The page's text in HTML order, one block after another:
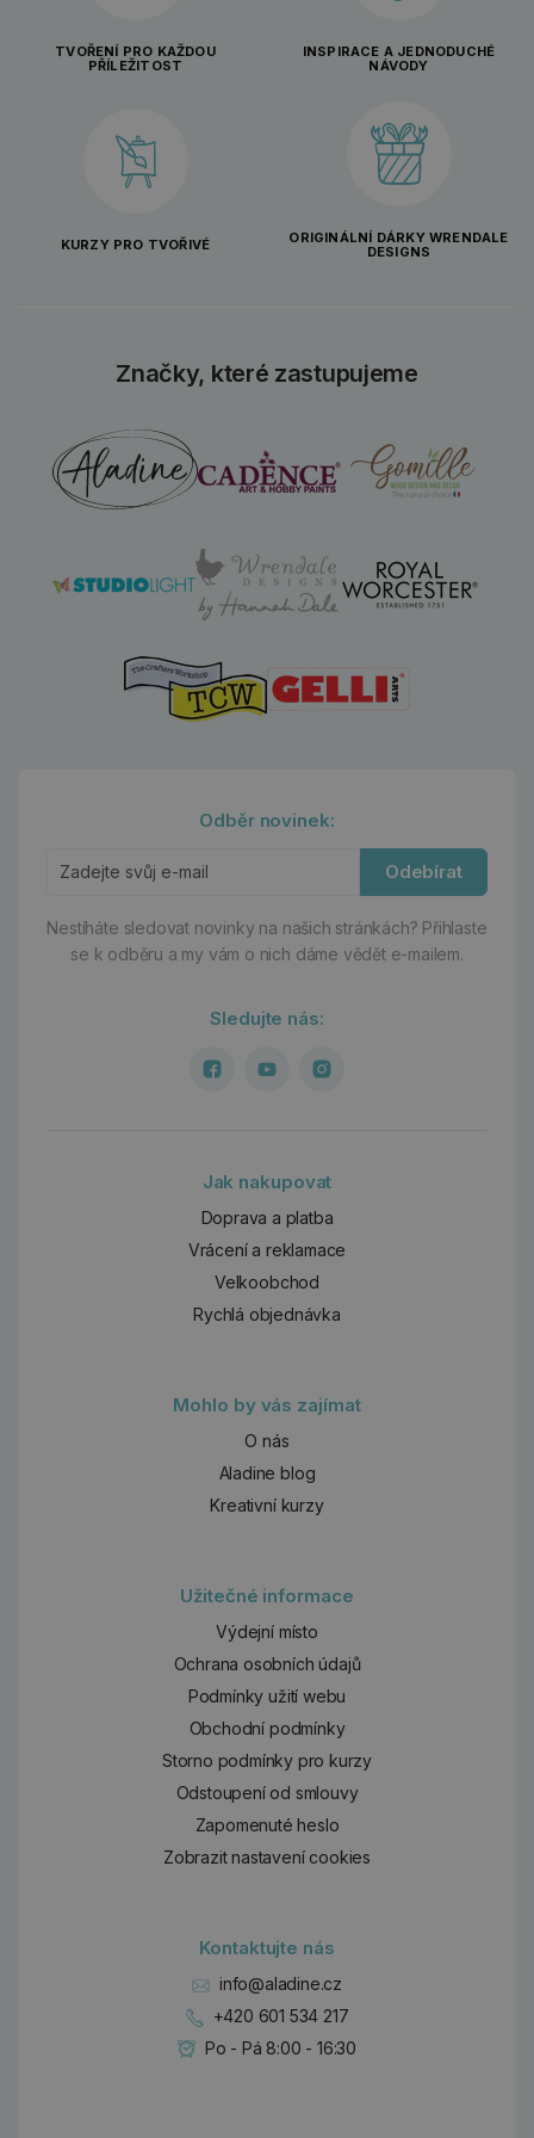
TVOŘENÍ PRO KAŽDOU
PŘÍLEŽITOST
INSPIRACE A JEDNODUCHÉ
NÁVODY
KURZY PRO TVOŘIVÉ
ORIGINÁLNÍ DÁRKY WRENDALE
DESIGNS
Značky, které zastupujeme
Odběr novinek:
Odebírat
Nestíháte sledovat novinky na našich stránkách? Přihlaste
se k odběru a my vám o nich dáme vědět e-mailem.
Sledujte nás:
Jak nakupovat
Doprava a platba
Vrácení a reklamace
Velkoobchod
Rychlá objednávka
Mohlo by vás zajímat
O nás
Aladine blog
Kreativní kurzy
Užitečné informace
Výdejní místo
Ochrana osobních údajů
Podmínky užití webu
Obchodní podmínky
Storno podmínky pro kurzy
Odstoupení od smlouvy
Zapomenuté heslo
Zobrazit nastavení cookies
Kontaktujte nás
info@aladine.cz
+420 601 534 217
Po - Pá 8:00 - 16:30